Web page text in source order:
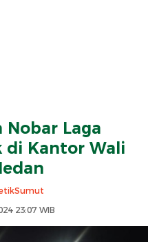
Nobar Laga
di Kantor Wali
23:07 WIB